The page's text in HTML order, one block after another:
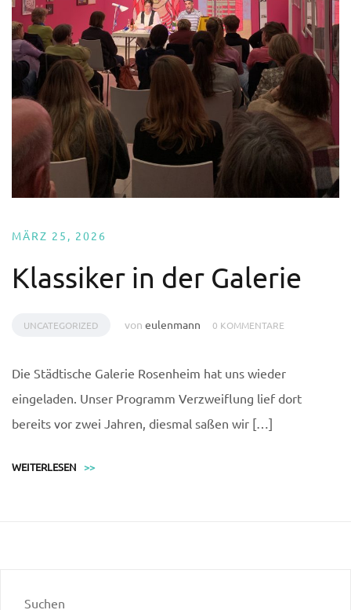
MÄRZ 25, 2026
Klassiker in der Galerie
UNCATEGORIZED von eulenmann 0 KOMMENTARE
Die Städtische Galerie Rosenheim hat uns wieder
eingeladen. Unser Programm Verzweiflung lief dort
bereits vor zwei Jahren, diesmal saßen wir […]
WEITERLESEN >>
Suchen